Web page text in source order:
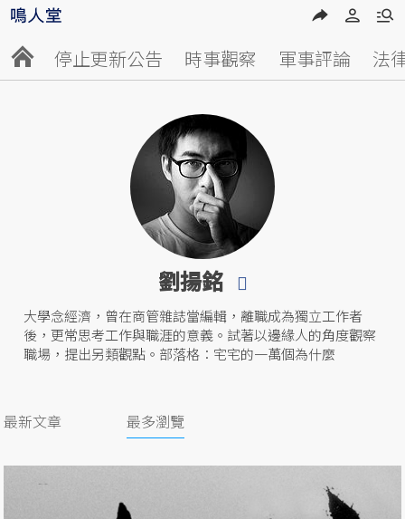
停止更新公告 時事觀察 軍事評論 法
劉揚銘
大學念經濟，曾在商管雜誌當編輯，離職成為獨立工作者
後，更常思考工作與職涯的意義。試著以邊緣人的角度觀察
職場，提出另類觀點。部落格：宅宅的一萬個為什麼
最新文章 最多瀏覽